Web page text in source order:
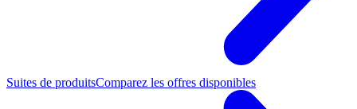
Suites de produitsComparez les offres disponibles